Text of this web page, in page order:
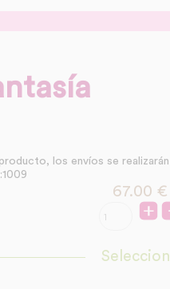
los envíos se
67.00 €